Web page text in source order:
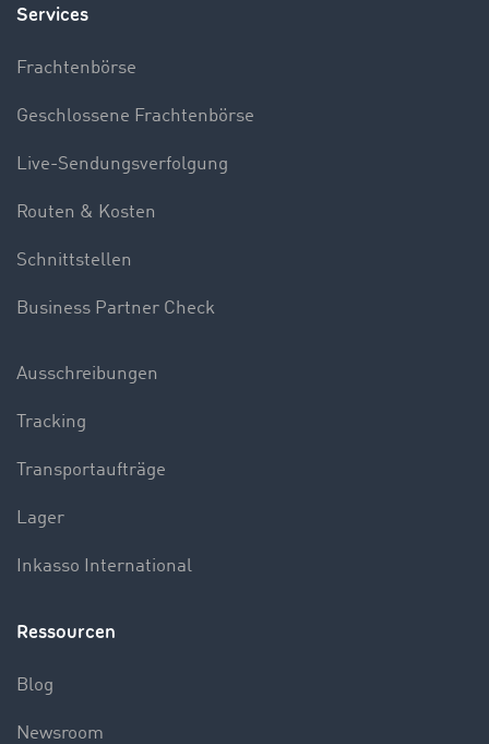
Services
Frachtenbörse
Geschlossene Frachtenbörse
Live-Sendungsverfolgung
Routen & Kosten
Schnittstellen
Business Partner Check
Ausschreibungen
Tracking
Transportaufträge
Lager
Inkasso International
Ressourcen
Blog
Newsroom